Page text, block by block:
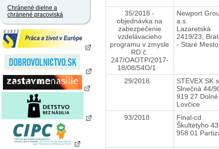
Chránené dielne a
chránené pracoviská
35/2018 -
objednávka na
zabezpečenie
vzdelávacieho
programu v zmysle
RD č.
247/OAOTP/2017-
18/08/54O/1
Newport
a.s.
Lazaretská
2419/23,
- Staré Mesto
29/2018
STEVEX SK
Slnečná 44/
919 27 Dolné
Lovčice
93/2018
Final-cd
Škultétyho
958 01